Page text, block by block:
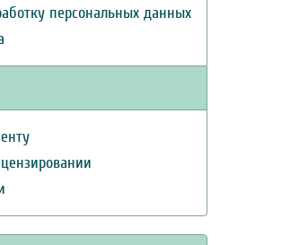
персональных данных